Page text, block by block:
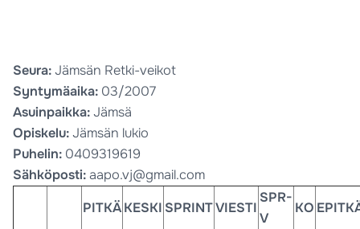
Seura:Jämsän Retki-veikot
Syntymäaika: 03/2007
Asuinpaikka:Jämsä
Opiskelu:Jämsän lukio
Puhelin: 0409319619
Sähköposti:aapo.vj@gmail.com
PITKÄKESKI SPRINTVIESTI
SPR-
V
KO